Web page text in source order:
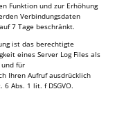
Funktion und zur Erhöhung
Verbindungsdaten
7 Tage beschränkt.
ist das berechtigte
eines Server Log Files als
für
Ihren Aufruf ausdrücklich
6 Abs. 1 lit. f DSGVO.